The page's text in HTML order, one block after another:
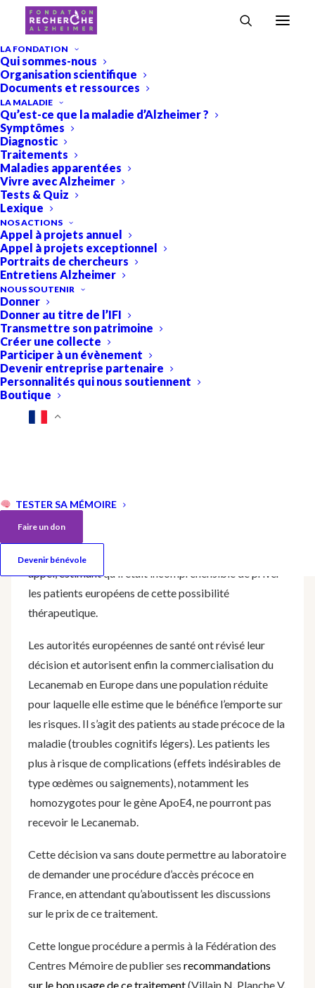
LA FONDATION
Qui sommes-nous
Organisation scientifique
Documents et ressources
LA MALADIE
Qu’est-ce que la maladie d’Alzheimer ?
Symptômes
Diagnostic
Traitements
Maladies apparentées
Vivre avec Alzheimer
Tests & Quiz
Lexique
NOS ACTIONS
Appel à projets annuel
Appel à projets exceptionnel
Portraits de chercheurs
Entretiens Alzheimer
NOUS SOUTENIR
Donner
Donner au titre de l’IFI
Transmettre son patrimoine
Créer une collecte
Participer à un évènement
Devenir entreprise partenaire
Personnalités qui nous soutiennent
Boutique
TESTER SA MÉMOIRE
Faire un don
Devenir bénévole
Accueil›Recherche & Alzheimer
Europe !
Le Lecanemab enfin autorisé en
Europe !
Recherche & Alzheimer
Bonne nouvelle : après bien des atermoiements le
Lecanemab (Leqembi®) bénéficie enfin d’une
autorisation de mise sur le marché européen par
l’Agence Européenne du Médicament. Il s’agit d’une
immunothérapie anti-amyloïde, administrée sous
laboratoire Eisai avait fait appel de cet avis. Les
associations (parmi lesquelles la Fondation Recherche
Alzheimer) avaient fait connaître leur soutien à cet
appel, estimant qu’il était incompréhensible de priver
les patients européens de cette possibilité
thérapeutique.
Les autorités européennes de santé ont révisé leur
décision et autorisent enfin la commercialisation du
Lecanemab en Europe dans une population réduite
pour laquelle elle estime que le bénéfice l’emporte sur
les risques. Il s’agit des patients au stade précoce de la
maladie (troubles cognitifs légers). Les patients les
plus à risque de complications (effets indésirables de
type œdèmes ou saignements), notamment les
homozygotes pour le gène ApoE4, ne pourront pas
recevoir le Lecanemab.
Cette décision va sans doute permettre au laboratoire
de demander une procédure d’accès précoce en
France, en attendant qu’aboutissent les discussions
sur le prix de ce traitement.
Cette longue procédure a permis à la Fédération des
Centres Mémoire de publier ses recommandations
sur le bon usage de ce traitement(Villain N, Planche V,